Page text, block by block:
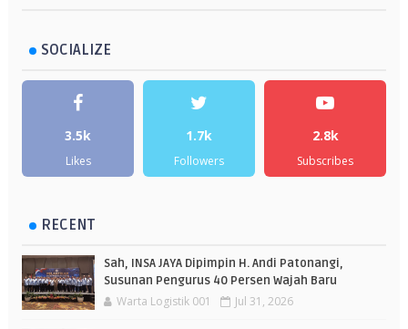
SOCIALIZE
3.5k
Likes
1.7k
Followers
2.8k
Subscribes
RECENT
Sah, INSA JAYA Dipimpin H. Andi Patonangi,
Susunan Pengurus 40 Persen Wajah Baru
Warta Logistik 001 Jul 31, 2026